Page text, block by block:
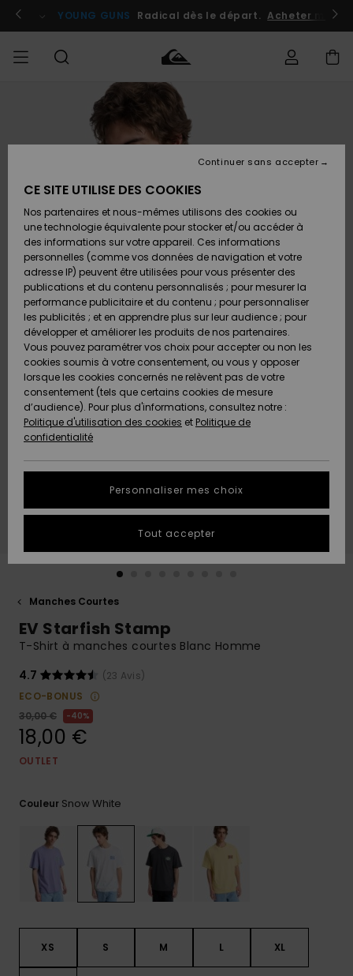
l'information
le
Se connecter / s'inscrire
YOUNG GUNS Radical dès le départ. Acheter
Vêtements
Chaussures
& Tongs
Surf
Snow
Nouveautés
A
Découvrir
Vêtements
Chaussures
& Tongs
Surf
Snow
Nouveautés
A
Découvrir
FEMME
Shop
A
Découvrir
Snow
SURF
Surf
Shop
Homme
Surf
Shop
Enfant
Highlights
Communauté
SNOW
Snow
Shop
Homme
Snow
Shop
Enfant
Snow
Shop
Femme
A
Découvrir
Communauté
OUTLET
Outlet
Homme
Enfant
Outlet
Femme
AIDE &
CONTACT
Accéder à
commande
Retours
Paiement
Carte
Cadeau
Quiksilver
Freedom
Protection
des
tailles
conversation
obtenir la
plus rapide
à votre
Démarrer
les plus
et notre
formulaire
contact.
Consulter
MAGASINS
QUIKSILVER
Manches Courtes
EV Starfish Stamp
T-Shirt à manches courtes Blanc Homme
4.7
(23 Avis)
ECO-BONUS
30,00 €
40%
18,00 €
OUTLET
Couleur Snow White
XS S M L XL
CE SITE UTILISE DES COOKIES
Nos partenaires et nous-mêmes utilisons des cookies ou
une technologie équivalente pour stocker et/ou accéder à
des informations sur votre appareil. Ces informations
personnelles (comme vos données de navigation et votre
adresse IP) peuvent être utilisées pour vous présenter des
publications et du contenu personnalisés ; pour mesurer la
performance publicitaire et du contenu ; pour personnaliser
les publicités ; et en apprendre plus sur leur audience ; pour
développer et améliorer les produits de nos partenaires.
Vous pouvez paramétrer vos choix pour accepter ou non les
cookies soumis à votre consentement, ou vous y opposer
lorsque les cookies concernés ne relèvent pas de votre
consentement (tels que certains cookies de mesure
d’audience). Pour plus d'informations, consultez notre :
Politique d'utilisation des cookies et Politique de
confidentialité
Personnaliser mes choix
Continuer sans accepter
Tout accepter